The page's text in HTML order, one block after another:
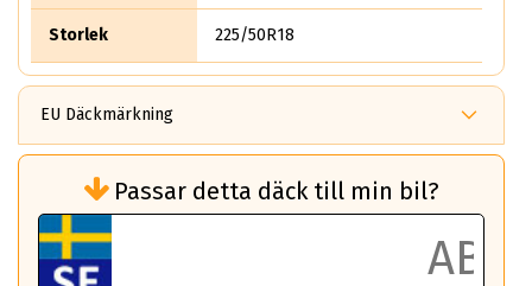
Storlek 225/50R18
EU Däckmärkning
bränsleförbrukningen)
Det ska vara en betygsskala från klass A
till G för rullmotstånd.
Ett klass A däck kommer ha 6,5% bättre
Passar detta däck till min bil?